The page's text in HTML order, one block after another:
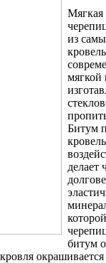
Мягкая
из
мягкой
Битум
делает
битум